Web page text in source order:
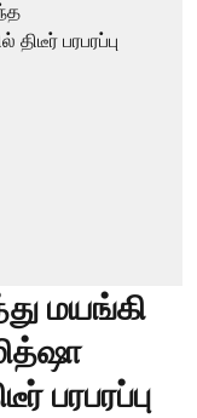
மயங்கி
பரபரப்பு